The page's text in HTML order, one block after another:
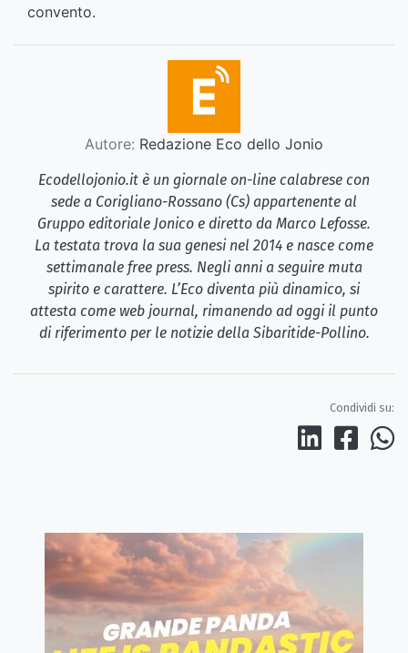
convento.
Autore: Redazione Eco dello Jonio
Ecodellojonio.it è un giornale on-line calabrese con
sede a Corigliano-Rossano (Cs) appartenente al
Gruppo editoriale Jonico e diretto da Marco Lefosse.
La testata trova la sua genesi nel 2014 e nasce come
settimanale free press. Negli anni a seguire muta
spirito e carattere. L’Eco diventa più dinamico, si
attesta come web journal, rimanendo ad oggi il punto
di riferimento per le notizie della Sibaritide-Pollino.
Condividi su: